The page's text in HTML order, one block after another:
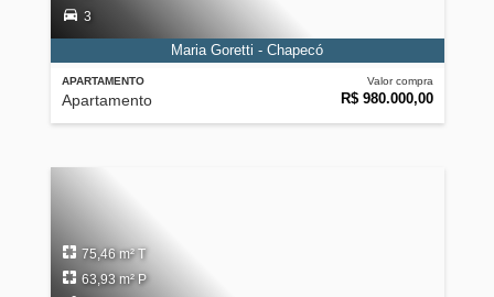
APARTAMENTO
Apartamento
Valor compra
R$ 980.000,00
3
Maria Goretti - Chapecó
75,46 m² T
63,93 m² P